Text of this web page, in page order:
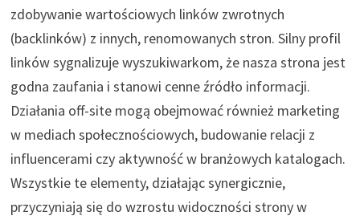
zdobywanie wartościowych linków zwrotnych
(backlinków) z innych, renomowanych stron. Silny profil
linków sygnalizuje wyszukiwarkom, że nasza strona jest
godna zaufania i stanowi cenne źródło informacji.
Działania off-site mogą obejmować również marketing
w mediach społecznościowych, budowanie relacji z
influencerami czy aktywność w branżowych katalogach.
Wszystkie te elementy, działając synergicznie,
przyczyniają się do wzrostu widoczności strony w